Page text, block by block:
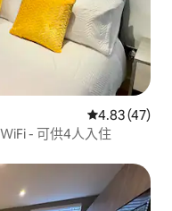
從 47 則評價
4.83 (47)
- 可供4人入住